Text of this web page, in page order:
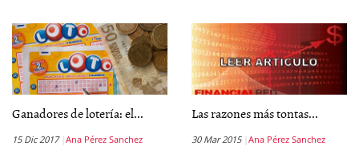
Ganadores de lotería: el...
15 Dic 2017 Ana Pérez Sanchez
Las razones más tontas...
30 Mar 2015 Ana Pérez Sanchez